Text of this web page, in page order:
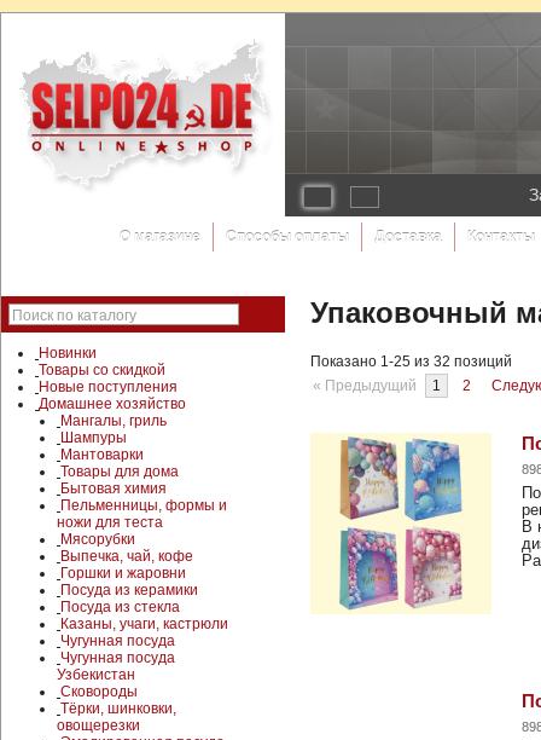
О магазине Способы оплаты Доставка Контакты
Поиск по каталогу
Новинки
Товары со скидкой
Новые поступления
Домашнее хозяйство
Мангалы, гриль
Шампуры
Мантоварки
Товары для дома
Бытовая химия
Пельменницы, формы и
ножи для теста
Мясорубки
Выпечка, чай, кофе
Горшки и жаровни
Посуда из керамики
Посуда из стекла
Казаны, учаги, кастрюли
Чугунная посуда
Чугунная посуда
Узбекистан
Сковороды
Тёрки, шинковки,
овощерезки
Упаковочный
Показано 1-25 из 32 позиций
« Предыдущий
1 2
В